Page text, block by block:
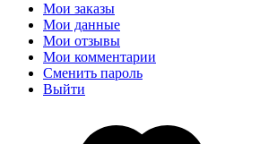
Мои заказы
Мои данные
Мои отзывы
Мои комментарии
Сменить пароль
Выйти